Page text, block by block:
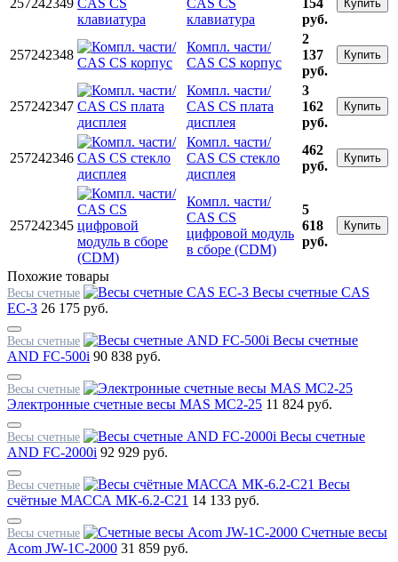
клавиатура
руб.
Купить
257242348
Компл. части/
CAS CS корпус
2
137
руб.
Купить
257242347
Компл. части/
CAS CS плата
дисплея
3
162
руб.
Купить
257242346
Компл. части/
CAS CS стекло
дисплея
462
руб.
Купить
257242345
Компл. части/
CAS CS
цифровой модуль
в сборе (CDM)
5
618
руб.
Купить
Похожие товары
Весы счетные
Весы счетные CAS
EC-3 26 175 руб.
Весы счетные
Весы счетные
AND FC-500i 90 838 руб.
Весы счетные
Электронные счетные весы MAS MC2-25 11 824 руб.
Весы счетные
Весы счетные
AND FC-2000i 92 929 руб.
Весы счетные
Весы
счётные МАССА МК-6.2-С21 14 133 руб.
Весы счетные
Счетные весы
Acom JW-1C-2000 31 859 руб.